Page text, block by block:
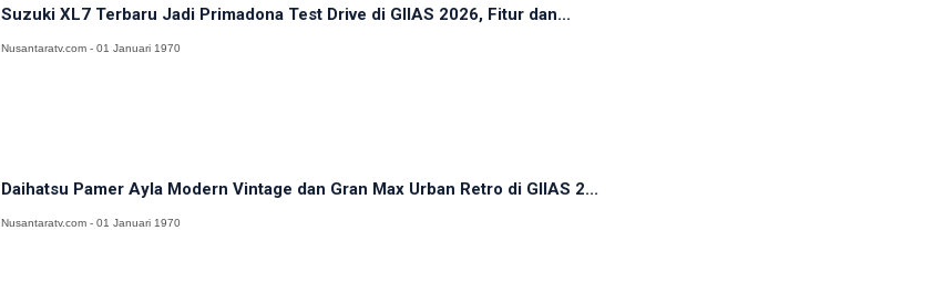
Suzuki XL7 Terbaru Jadi Primadona Test Drive di GIIAS 2026, Fitur dan...
Nusantaratv.com - 01 Januari 1970
Daihatsu Pamer Ayla Modern Vintage dan Gran Max Urban Retro di GIIAS 2...
Nusantaratv.com - 01 Januari 1970